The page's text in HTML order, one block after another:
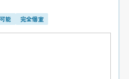
能 完全個室